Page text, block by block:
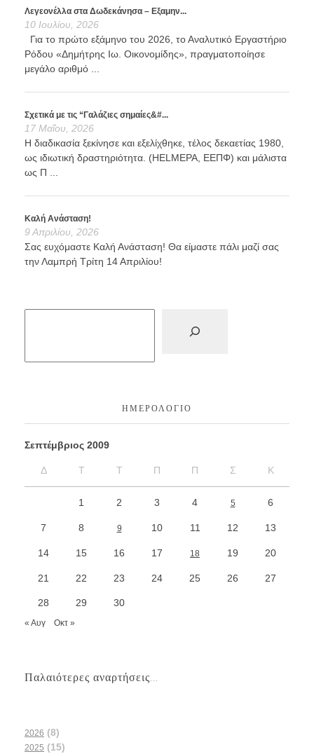
Λεγεονέλλα στα Δωδεκάνησα – Εξαμην...
10 Ιουλίου, 2026
Για το πρώτο εξάμηνο του 2026, το Αναλυτικό Εργαστήριο
Ρόδου «Δημήτρης Ιω. Οικονομίδης», πραγματοποίησε
μεγάλο αριθμό ...
Σχετικά με τις “Γαλάζιες σημαίες&#...
17 Μαΐου, 2026
Η διαδικασία ξεκίνησε και εξελίχθηκε, τέλος δεκαετίας 1980,
ως ιδιωτική δραστηριότητα. (HELMEPA, ΕΕΠΦ) και μάλιστα
ως Π ...
Καλή Ανάσταση!
9 Απριλίου, 2026
Σας ευχόμαστε Καλή Ανάσταση! Θα είμαστε πάλι μαζί σας
την Λαμπρή Τρίτη 14 Απριλίου!
ΗΜΕΡΟΛΌΓΙΟ
Σεπτέμβριος 2009
Δ Τ Τ Π Π Σ Κ
1 2 3 4 5 6
7 8 9 10 11 12 13
14 15 16 17 18 19 20
21 22 23 24 25 26 27
28 29 30
« Αυγ Οκτ »
Παλαιότερες αναρτήσεις...
2026 (8)
2025 (15)